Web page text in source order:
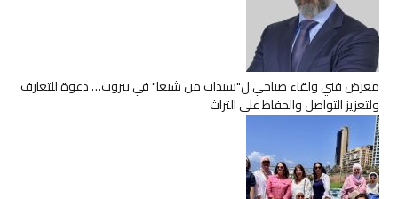
معرض فني ولقاء صباحي ل"سيدات من شبعا" في بيروت… دعوة للتعارف
ولتعزيز التواصل والحفاظ على التراث